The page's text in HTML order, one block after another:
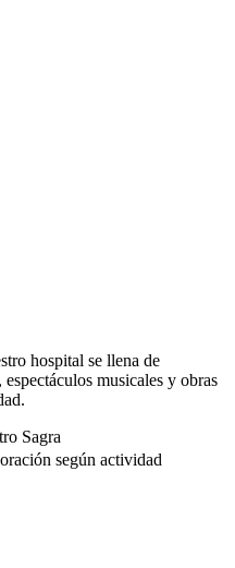
hospital se llena de
musicales y obras
Sagra
según actividad